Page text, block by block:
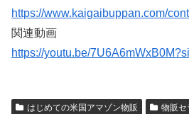
https://www.kaigaibuppan.com/
関連動画
https://youtu.be/
はじめての米国アマゾン物販
物販セ